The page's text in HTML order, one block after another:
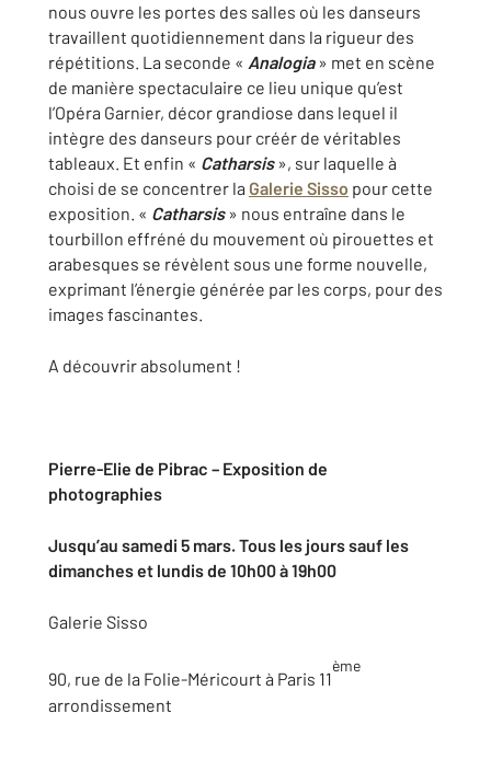
nous ouvre les portes des salles où les danseurs
travaillent quotidiennement dans la rigueur des
répétitions. La seconde « Analogia» met en scène
de manière spectaculaire ce lieu unique qu’est
l’Opéra Garnier, décor grandiose dans lequel il
intègre des danseurs pour créér de véritables
tableaux. Et enfin « Catharsis », sur laquelle à
choisi de se concentrer la Galerie Sisso pour cette
exposition. « Catharsis » nous entraîne dans le
tourbillon effréné du mouvement où pirouettes et
arabesques se révèlent sous une forme nouvelle,
exprimant l’énergie générée par les corps, pour des
images fascinantes.
A découvrir absolument !
Pierre-Elie de Pibrac – Exposition de
photographies
Jusqu’au samedi 5 mars. Tous les jours sauf les
dimanches et lundis de 10h00 à 19h00
Galerie Sisso
90, rue de la Folie-Méricourt à Paris 11
ème
arrondissement